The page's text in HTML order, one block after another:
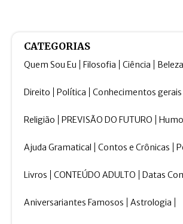
CATEGORIAS
Quem Sou Eu Filosofia Ciência Beleza
Direito Política Conhecimentos gerais
Religião PREVISÃO DO FUTURO
Ajuda Gramatical Contos e Crônicas
Livros CONTEÚDO ADULTO Datas
Aniversariantes Famosos Astrologia